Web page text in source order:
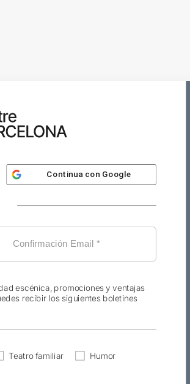
Continua con Google
escénica, promociones y ventajas
recibir los siguientes boletines
Teatro familiar Humor